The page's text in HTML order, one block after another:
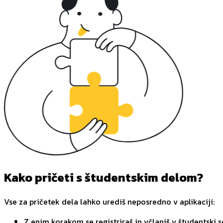
Kako pričeti s študentskim delom?
Vse za pričetek dela lahko urediš neposredno v aplikaciji: